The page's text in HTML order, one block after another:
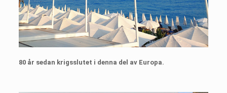
80 år sedan krigsslutet i denna del av Europa.